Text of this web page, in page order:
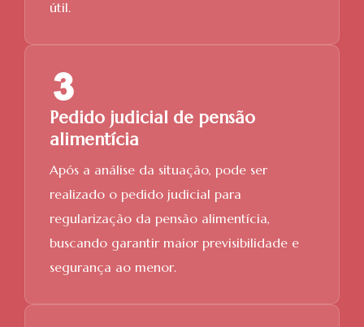
útil.
Pedido judicial de pensão
alimentícia
Após a análise da situação, pode ser
realizado o pedido judicial para
regularização da pensão alimentícia,
buscando garantir maior previsibilidade e
segurança ao menor.